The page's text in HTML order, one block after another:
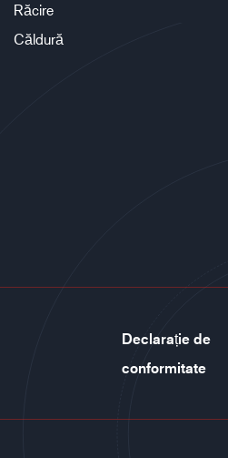
Răcire
Căldură
Declarație de
conformitate